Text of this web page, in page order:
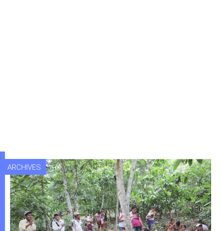
ARCHIVES